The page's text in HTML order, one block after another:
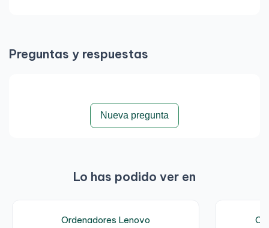
Protección BIOS Lenovo
Peso: desde 1,25 kg aprox.
Preguntas y respuestas
Nueva pregunta
Lo has podido ver en
Ordenadores Lenovo